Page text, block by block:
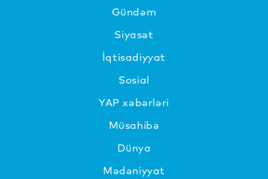
Gündəm
Siyasət
İqtisadiyyat
Sosial
YAP xəbərləri
Müsahibə
Dünya
Mədəniyyat